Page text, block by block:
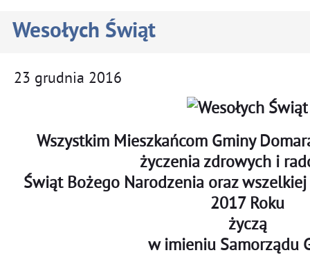
Wesołych Świąt
23 grudnia 2016
Wszystkim Mieszkańcom Gminy
życzenia zdrowych i
Świąt Bożego Narodzenia oraz
2017 Roku
życzą
w imieniu Samorządu